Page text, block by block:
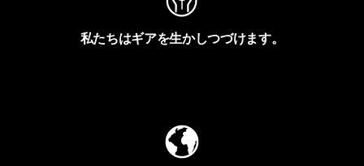
私たちはギアを生かしつづけます。